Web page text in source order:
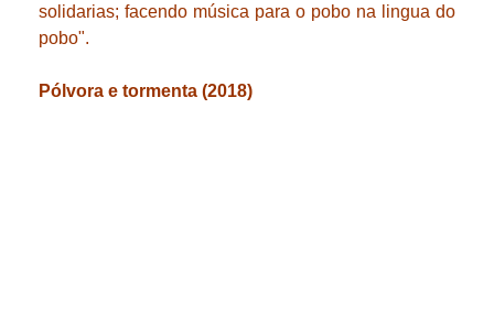
solidarias; facendo música para o pobo na lingua do
pobo".
Pólvora e tormenta (2018)